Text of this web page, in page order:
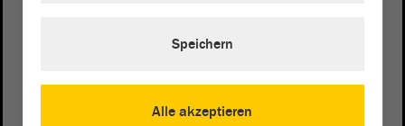
Alle akzeptieren
Speichern